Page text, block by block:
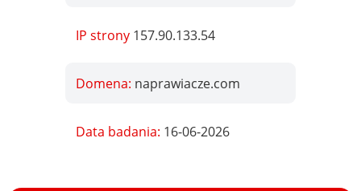
IP strony 157.90.133.54
Domena: naprawiacze.com
Data badania: 16-06-2026